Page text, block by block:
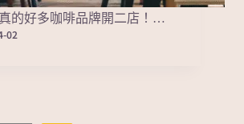
的好多咖啡品牌開二店！…
02